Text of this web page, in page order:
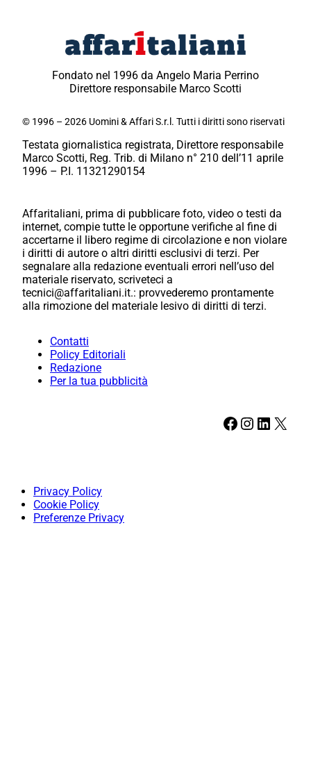
Fondato nel 1996 da Angelo Maria Perrino
Direttore responsabile Marco Scotti
© 1996 – 2026 Uomini & Affari S.r.l. Tutti i diritti sono riservati
Testata giornalistica registrata, Direttore responsabile
Marco Scotti, Reg. Trib. di Milano n° 210 dell’11 aprile
1996 – P.I. 11321290154
Affaritaliani, prima di pubblicare foto, video o testi da
internet, compie tutte le opportune verifiche al fine di
accertarne il libero regime di circolazione e non violare
i diritti di autore o altri diritti esclusivi di terzi. Per
segnalare alla redazione eventuali errori nell’uso del
materiale riservato, scriveteci a
tecnici@affaritaliani.it.: provvederemo prontamente
alla rimozione del materiale lesivo di diritti di terzi.
Contatti
Policy Editoriali
Redazione
Per la tua pubblicità
Facebook Instagram LinkedIn X
Privacy Policy
Cookie Policy
Preferenze Privacy